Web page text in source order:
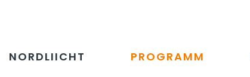
NORDLIICHT PROGRAMM